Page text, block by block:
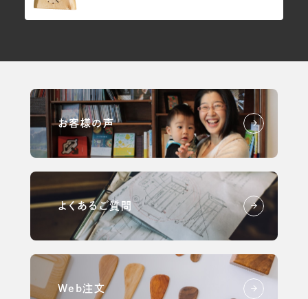
お客様の声
よくあるご質問
Web注文